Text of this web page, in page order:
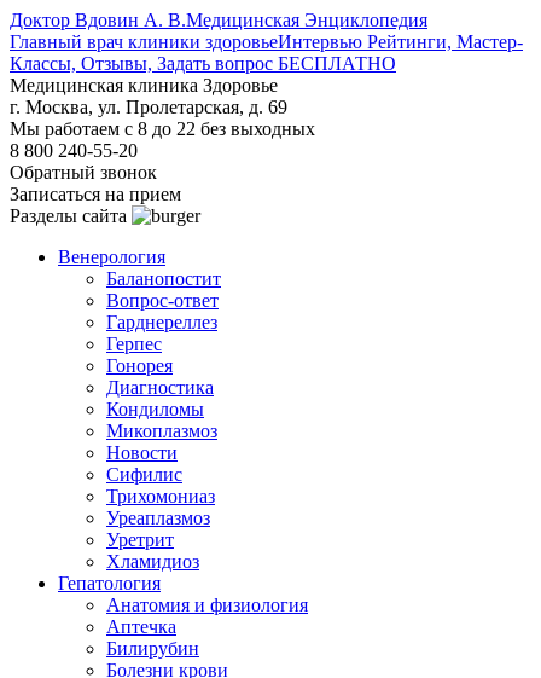
Доктор Вдовин А. В.Медицинская Энциклопедия
Главный врач клиники здоровьеИнтервью Рейтинги, Мастер-
Классы, Отзывы, Задать вопрос БЕСПЛАТНО
Медицинская клиника Здоровье
г. Москва, ул. Пролетарская, д. 69
Мы работаем с 8 до 22 без выходных
8 800 240-55-20
Обратный звонок
Записаться на прием
Разделы сайта
Венерология
Баланопостит
Вопрос-ответ
Гарднереллез
Герпес
Гонорея
Диагностика
Кондиломы
Микоплазмоз
Новости
Сифилис
Трихомониаз
Уреаплазмоз
Уретрит
Хламидиоз
Гепатология
Анатомия и физиология
Аптечка
Билирубин
Болезни крови